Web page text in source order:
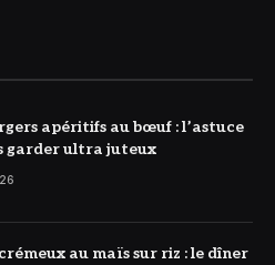
apéritifs au bœuf : l’astuce
garder ultra juteux
au maïs sur riz : le dîner